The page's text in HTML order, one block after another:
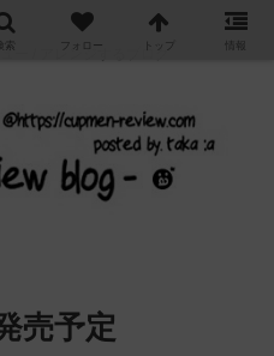
ー / アレンジするブログ
売予定
索 フォロー トップ 情報